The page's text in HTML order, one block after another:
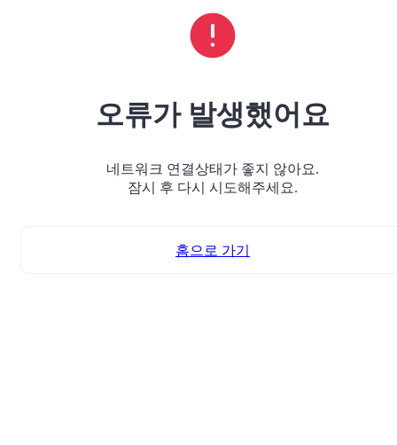
오류가 발생했어요
네트워크 연결상태가 좋지 않아요.
잠시 후 다시 시도해주세요.
홈으로 가기